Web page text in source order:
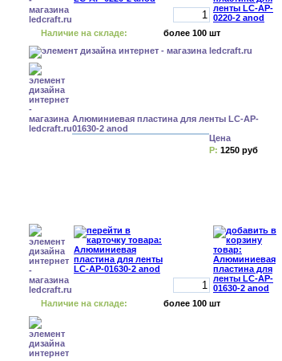
Наличие на складе: более 100 шт
Алюминиевая пластина для ленты LC-AP-
01630-2 anod
Цена
Р: 1250 руб
Наличие на складе: более 100 шт